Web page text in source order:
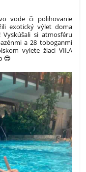
vode či polihovanie
exotický výlet doma
si atmosféru
a 28 toboganmi
vylete žiaci VII.A
😎